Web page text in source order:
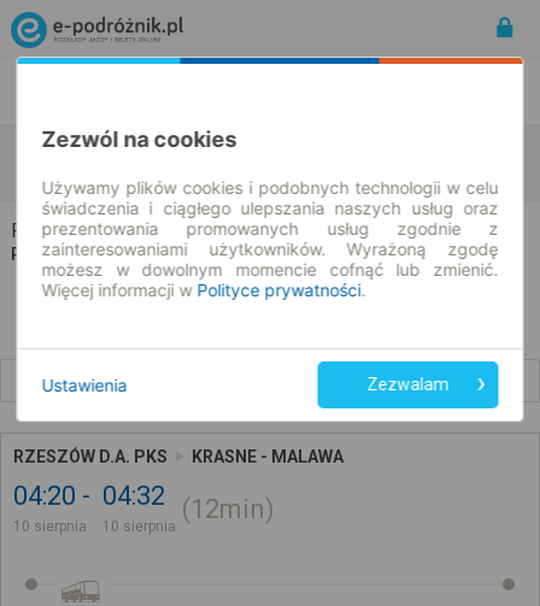
Rzeszów Malawa
10.08.2026 | -- : --
Rzeszów → Malawa
Rozkład jazdy i bilety
RZESZÓW D.A. PKS KRASNE - MALAWA
04:20
10 sierpnia
04:32
10 sierpnia
12min
Zezwól na cookies
Używamy plików cookies i podobnych technologii w celu
świadczenia i ciągłego ulepszania naszych usług oraz
prezentowania promowanych usług zgodnie z
zainteresowaniami użytkowników. Wyrażoną zgodę
możesz w dowolnym momencie cofnąć lub zmienić.
Więcej informacji w Polityce prywatności.
Ustawienia Zezwalam